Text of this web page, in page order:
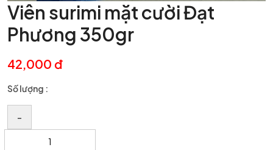
Viên surimi mặt cười Đạt
Phương 350gr
42,000 đ
Số lượng :
–